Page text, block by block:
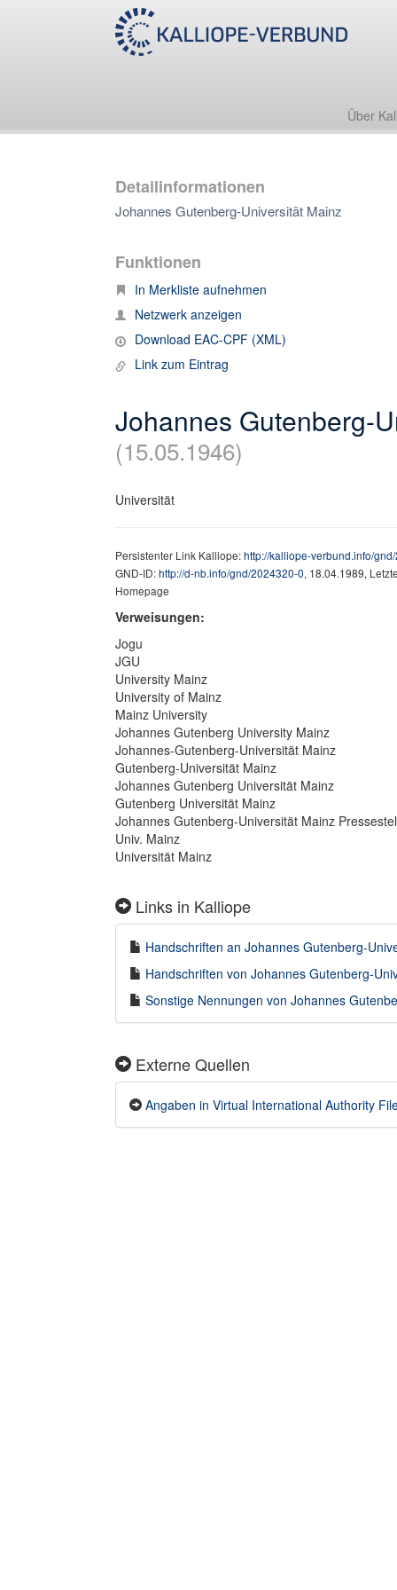
Über
Detailinformationen
Johannes Gutenberg-Universität Mainz
Funktionen
In Merkliste aufnehmen
Netzwerk anzeigen
Download EAC-CPF (XML)
Link zum Eintrag
Johannes Gutenberg-
(15.05.1946)
Universität
Persistenter Link Kalliope:http://kalliope-verbund.info/
GND-ID:http://d-nb.info/gnd/2024320-0, 18.04.1989,
Homepage
Verweisungen:
Jogu
JGU
University Mainz
University of Mainz
Mainz University
Johannes Gutenberg University Mainz
Johannes-Gutenberg-Universität Mainz
Gutenberg-Universität Mainz
Johannes Gutenberg Universität Mainz
Gutenberg Universität Mainz
Johannes Gutenberg-Universität Mainz
Univ. Mainz
Universität Mainz
Links in Kalliope
Handschriften an Johannes Gutenberg-
Handschriften von Johannes Gutenberg-
Sonstige Nennungen von Johannes
Externe Quellen
Angaben in Virtual International Authority